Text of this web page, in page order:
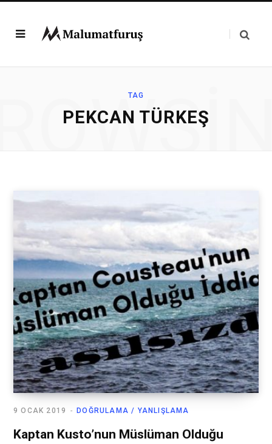
TAG
PEKCAN TÜRKEŞ
DOĞRULAMA / YANLIŞLAMA
9 OCAK 2019
Kaptan Kusto’nun Müslüman Olduğu